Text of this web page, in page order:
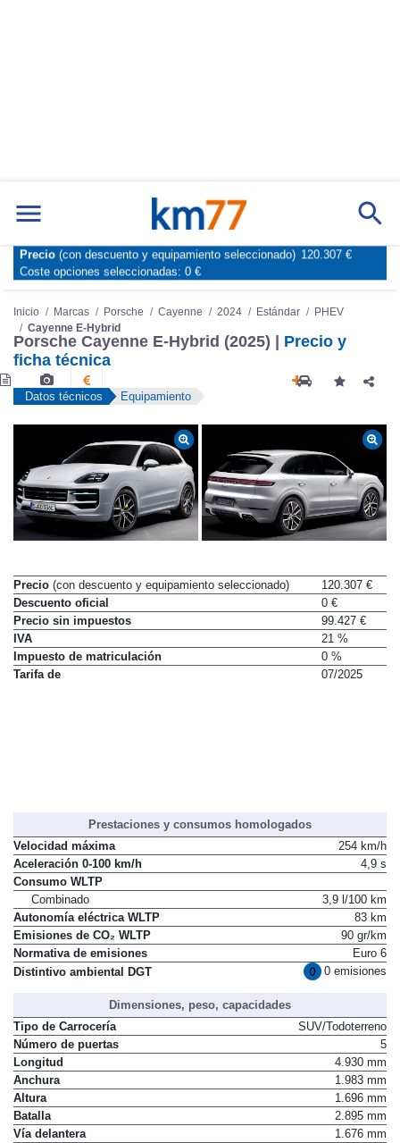
Marcas Comparador de coches
Inicio Marcas Porsche Cayenne 2024 Estándar
PHEV
Cayenne E-Hybrid
Porsche Cayenne E-Hybrid (2025) | Precio y
ficha técnica
Datos técnicos Equipamiento
Precio (con descuento y equipamiento seleccionado)
120.307 €
Descuento oficial
0 €
Precio sin impuestos
99.427 €
IVA
21 %
Impuesto de matriculación
0 %
Tarifa de
07/2025
Prestaciones y consumos homologados
Velocidad máxima
254 km/h
Aceleración 0-100 km/h
4,9 s
Consumo WLTP
Combinado
3,9 l/100 km
Autonomía eléctrica WLTP
83 km
Emisiones de CO₂ WLTP
90 gr/km
Normativa de emisiones
Euro 6
Distintivo ambiental DGT
0 emisiones
Dimensiones, peso, capacidades
Tipo de Carrocería
SUV/Todoterreno
Número de puertas
5
Longitud
4.930 mm
Anchura
1.983 mm
Altura
1.696 mm
Batalla
2.895 mm
Vía delantera
1.676 mm
Precio (con descuento y equipamiento seleccionado) 120.307 €
Coste opciones seleccionadas: 0 €